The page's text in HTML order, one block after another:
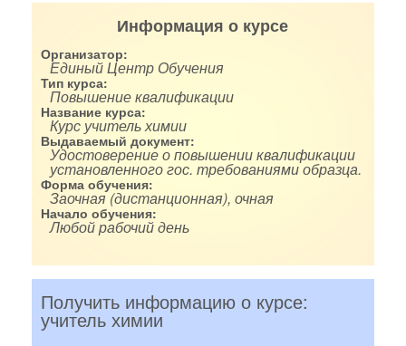
Информация о курсе
Организатор:
Единый Центр Обучения
Тип курса:
Повышение квалификации
Название курса:
Курс учитель химии
Выдаваемый документ:
Удостоверение о повышении квалификации
установленного гос. требованиями образца.
Форма обучения:
Заочная (дистанционная), очная
Начало обучения:
Любой рабочий день
Получить информацию о курсе:
учитель химии